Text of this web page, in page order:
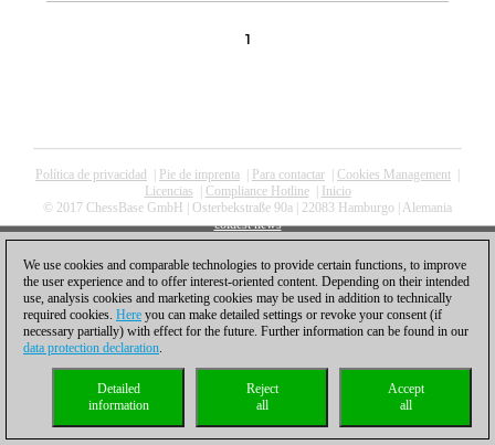
1
Política de privacidad Pie de imprenta Para contactar Cookies Management
Licencias
Compliance Hotline|
Inicio
© 2017 ChessBase GmbH | Osterbekstraße 90a | 22083 Hamburgo | Alemania
coldest news
We use cookies and comparable technologies to provide certain functions, to improve
the user experience and to offer interest-oriented content. Depending on their intended
use, analysis cookies and marketing cookies may be used in addition to technically
required cookies. Here you can make detailed settings or revoke your consent (if
necessary partially) with effect for the future. Further information can be found in our
data protection declaration.
Accept
all
Reject
all
Detailed
information